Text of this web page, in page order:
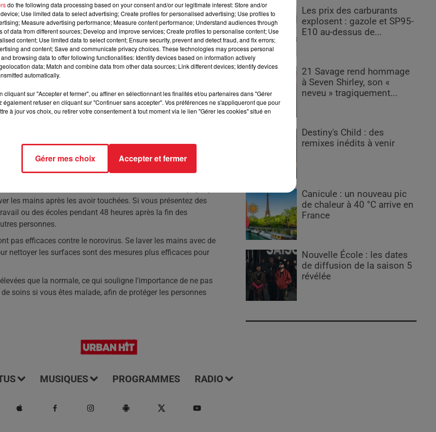
hivernaux', frappe plus tôt que d'habitude au
cas. Voici comment se préparer et se protéger.
une maladie virale très contagieuse qui provoque des troubles
le virus a surpris par son apparition anticipée cet automne,
6 octobre, un chiffre qui est le double de ce qu'on observe
de la diarrhée, de la fièvre, des maux de tête et des
survenir soudainement, généralement un à deux jours après
de petites gorgées d'eau pour éviter de solliciter un
la douleur, et il est conseillé de manger des repas
Il est recommandé de minimiser le contact physique
les mains après les avoir touchées. Si vous présentez des
ou des écoles pendant 48 heures après la fin des
personnes.
pas efficaces contre le norovirus. Se laver les mains avec de
nettoyer les surfaces sont des mesures plus efficaces pour
que la normale, ce qui souligne l'importance de ne pas
soins si vous êtes malade, afin de protéger les personnes
Les prix des carburants
explosent : gazole et SP95-
E10 au-dessus de...
21 Savage rend hommage
à Seven Shirley, son «
neveu » tragiquement...
Destiny's Child : des
remixes inédits à venir
Canicule : un nouveau pic
de chaleur à 40 °C arrive en
France
Nouvelle École : les dates
de diffusion de la saison 5
révélée
MUSIQUES PROGRAMMES RADIO
do the following data processing based on your consent and/or our legitimate interest: Store and/or
Use limited data to select advertising; Create profiles for personalised advertising; Use profiles to
Measure advertising performance; Measure content performance; Understand audiences through
of data from different sources; Develop and improve services; Create profiles to personalise content; Use
content; Use limited data to select content; Ensure security, prevent and detect fraud, and fix errors;
and content; Save and communicate privacy choices. These technologies may process personal
browsing data to offer following functionalities: Identify devices based on information actively
data; Match and combine data from other data sources; Link different devices; Identify devices
automatically.
cliquant sur "Accepter et fermer", ou affiner en sélectionnant les finalités et/ou partenaires dans "Gérer
également refuser en cliquant sur "Continuer sans accepter". Vos préférences ne s'appliqueront que pour
à jour vos choix, ou retirer votre consentement à tout moment via le lien "Gérer les cookies" situé en
Gérer mes choix Accepter et fermer